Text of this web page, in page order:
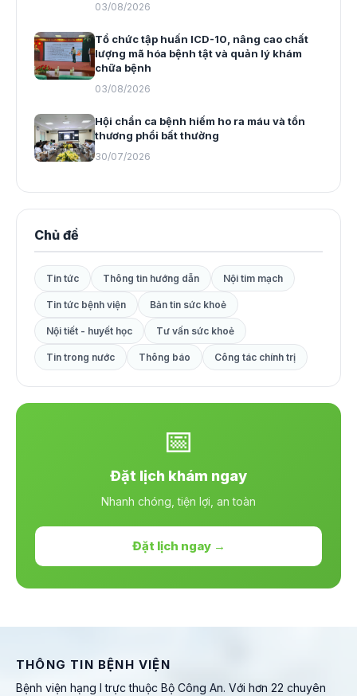
03/08/2026
Tổ chức tập huấn ICD-10, nâng cao chất
lượng mã hóa bệnh tật và quản lý khám
chữa bệnh
03/08/2026
Hội chẩn ca bệnh hiếm ho ra máu và tổn
thương phổi bất thường
30/07/2026
Chủ đề
Tin tức Thông tin hướng dẫn Nội tim mạch
Tin tức bệnh viện Bản tin sức khoẻ
Nội tiết - huyết học Tư vấn sức khoẻ
Tin trong nước Thông báo Công tác chính trị
📅
Đặt lịch khám ngay
Nhanh chóng, tiện lợi, an toàn
Đặt lịch ngay →
THÔNG TIN BỆNH VIỆN
Bệnh viện hạng I trực thuộc Bộ Công An. Với hơn 22 chuyên